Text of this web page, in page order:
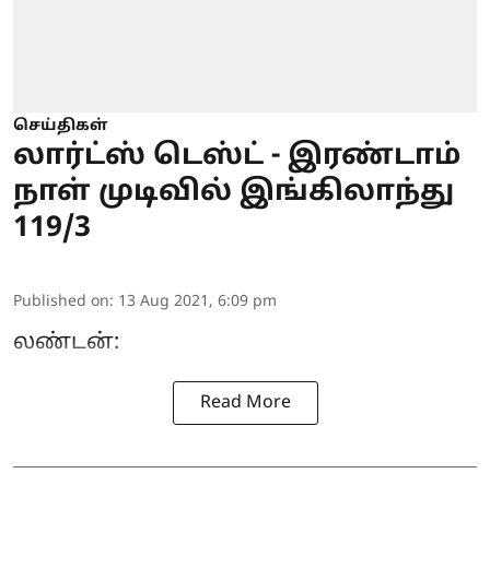
செய்திகள்
லார்ட்ஸ் டெஸ்ட் - இரண்டாம்
நாள் முடிவில் இங்கிலாந்து
119/3
Published on: 13 Aug 2021, 6:09 pm
லண்டன்:
Read More